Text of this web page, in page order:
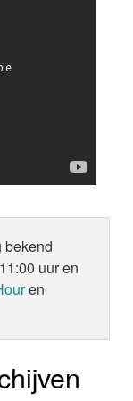
bekend
uur en
en